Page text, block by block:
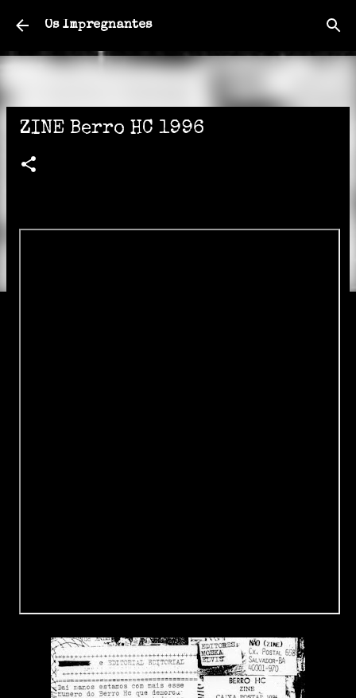
Pular para o conteúdo principal
Os Impregnantes
ZINE Berro HC 1996